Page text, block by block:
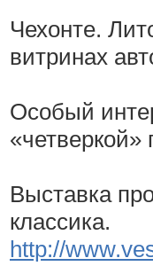
Чехонте.
витринах
Особый
«четверкой»
Выставка
классика.
http://